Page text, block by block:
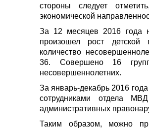
стороны следует
экономической
За 12 месяцев 2016 года
произошел рост детской
количество
36. Совершено 16
несовершеннолетних.
За январь-декабрь 2016
сотрудниками отдела
административных
Таким образом, можно